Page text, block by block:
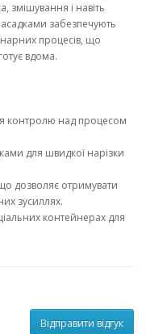
змішування і навіть
забезпечують
процесів, що
вдома.
контролю над процесом
для швидкої нарізки
дозволяє отримувати
зусиллях.
контейнерах для
Відправити відгук